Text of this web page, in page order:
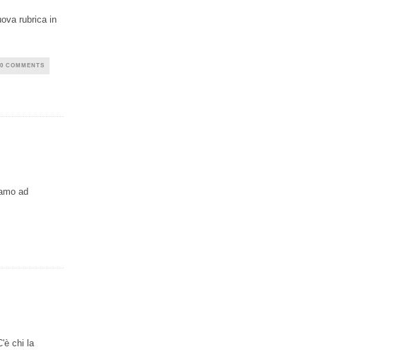
rubrica in
0 COMMENTS
ad
chi la